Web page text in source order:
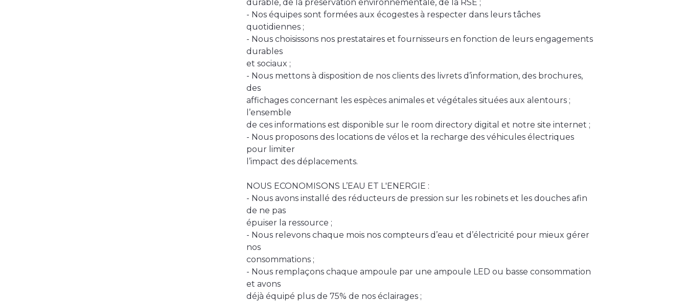
durable, de la préservation environnementale, de la RSE ;
- Nos équipes sont formées aux écogestes à respecter dans leurs tâches
quotidiennes ;
- Nous choisissons nos prestataires et fournisseurs en fonction de leurs engagements
durables
et sociaux ;
- Nous mettons à disposition de nos clients des livrets d’information, des brochures,
des
affichages concernant les espèces animales et végétales situées aux alentours ;
l’ensemble
de ces informations est disponible sur le room directory digital et notre site internet ;
- Nous proposons des locations de vélos et la recharge des véhicules électriques
pour limiter
l’impact des déplacements.
NOUS ECONOMISONS L’EAU ET L'ENERGIE :
- Nous avons installé des réducteurs de pression sur les robinets et les douches afin
de ne pas
épuiser la ressource ;
- Nous relevons chaque mois nos compteurs d’eau et d’électricité pour mieux gérer
nos
consommations ;
- Nous remplaçons chaque ampoule par une ampoule LED ou basse consommation
et avons
déjà équipé plus de 75% de nos éclairages ;